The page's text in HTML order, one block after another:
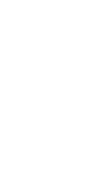
espacio se
Granada
al director
Capital
La Biblioteca
de Mariluz